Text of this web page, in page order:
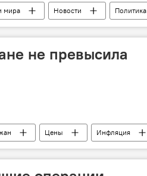
мира Новости Политика
не превысила
Цены Инфляция